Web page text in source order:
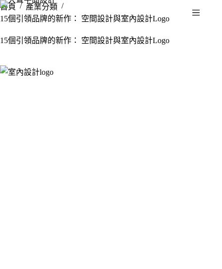
首頁 / 產業分類 /
15個引領品牌的新作： 空間設計與室內設計Logo
15個引領品牌的新作： 空間設計與室內設計Logo